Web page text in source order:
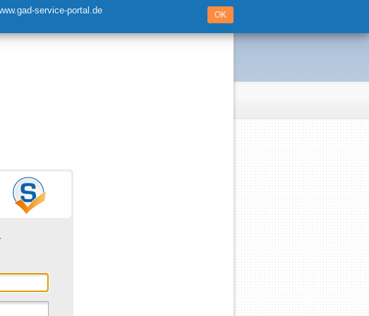
service-portal.de
OK